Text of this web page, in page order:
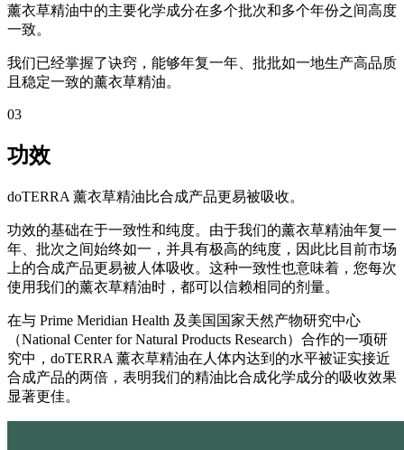
薰衣草精油中的主要化学成分在多个批次和多个年份之间高度
一致。
我们已经掌握了诀窍，能够年复一年、批批如一地生产高品质
且稳定一致的薰衣草精油。
03
功效
doTERRA 薰衣草精油比合成产品更易被吸收。
功效的基础在于一致性和纯度。由于我们的薰衣草精油年复一
年、批次之间始终如一，并具有极高的纯度，因此比目前市场
上的合成产品更易被人体吸收。这种一致性也意味着，您每次
使用我们的薰衣草精油时，都可以信赖相同的剂量。
在与 Prime Meridian Health 及美国国家天然产物研究中心
（National Center for Natural Products Research）合作的一项研
究中，doTERRA 薰衣草精油在人体内达到的水平被证实接近
合成产品的两倍，表明我们的精油比合成化学成分的吸收效果
显著更佳。